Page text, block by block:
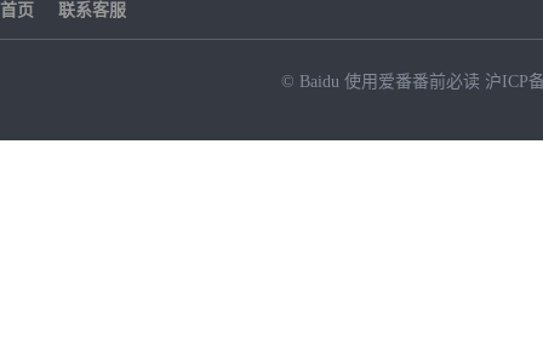
首页 联系客服
© Baidu 使用爱番番前必读 沪ICP